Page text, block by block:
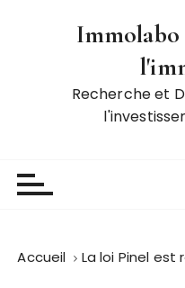
Recherche et
Accueil La loi Pinel est